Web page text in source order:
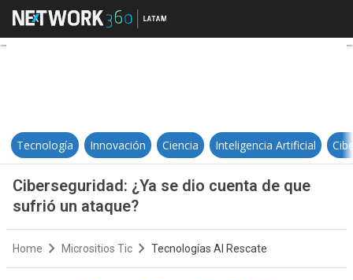
Ciberseguridad: ¿Ya se dio
Tecnología Innovación Ciencia Inteligencia Artificial
Ciberseguridad: ¿Ya se dio cuenta de que
sufrió un ataque?
Home Micrositios Tic Tecnologías Al Rescate